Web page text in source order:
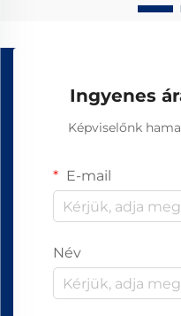
Ingyenes
Képviselőnk
E-mail
Név